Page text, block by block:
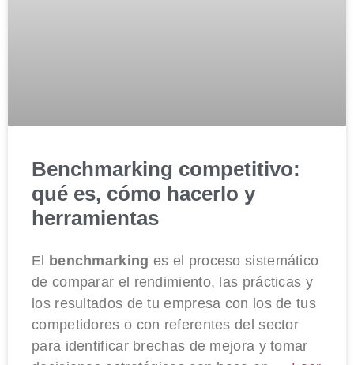
Benchmarking competitivo:
qué es, cómo hacerlo y
herramientas
El benchmarking es el proceso sistemático
de comparar el rendimiento, las prácticas y
los resultados de tu empresa con los de tus
competidores o con referentes del sector
para identificar brechas de mejora y tomar